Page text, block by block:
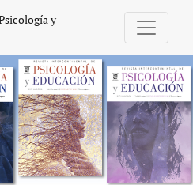
de Psicología y
y